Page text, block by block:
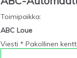
Toimipaikka:
ABC Loue
Viesti * Pakollinen